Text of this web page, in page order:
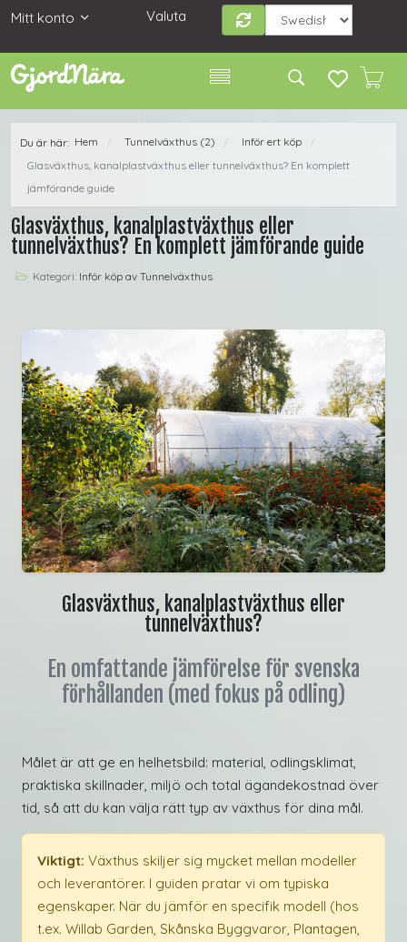
Mitt konto Valuta
Du är här: Hem / Tunnelväxthus (2) / Inför ert köp
/
Glasväxthus, kanalplastväxthus eller tunnelväxthus? En komplett
jämförande guide
Glasväxthus, kanalplastväxthus eller
tunnelväxthus? En komplett jämförande guide
Kategori: Inför köp av Tunnelväxthus
Glasväxthus, kanalplastväxthus eller
tunnelväxthus?
En omfattande jämförelse för svenska
förhållanden (med fokus på odling)
Målet är att ge en helhetsbild: material, odlingsklimat,
praktiska skillnader, miljö och total ägandekostnad över
tid, så att du kan välja rätt typ av växthus för dina mål.
Viktigt: Växthus skiljer sig mycket mellan modeller
och leverantörer. I guiden pratar vi om typiska
egenskaper. När du jämför en specifik modell (hos
t.ex. Willab Garden, Skånska Byggvaror, Plantagen,